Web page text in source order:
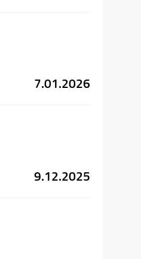
7.01.2026
9.12.2025